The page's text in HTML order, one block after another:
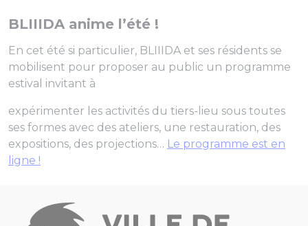
BLIIIDA anime l’été !
En cet été si particulier, BLIIIDA et ses résidents se
mobilisent pour proposer au public un programme
estival invitant à
expérimenter les activités du tiers-lieu sous toutes
ses formes avec des ateliers, une restauration, des
expositions, des projections… Le programme est en
ligne !